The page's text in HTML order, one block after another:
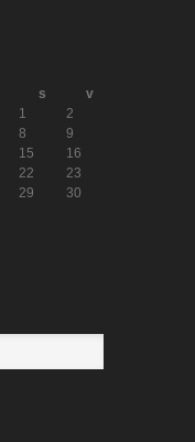
s
v
1
2
8
9
15
16
22
23
29
30